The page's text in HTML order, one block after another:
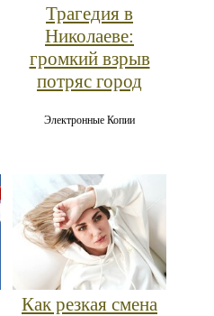
Трагедия в
Николаеве:
громкий взрыв
потряс город
Электронные Копии
Как резкая смена